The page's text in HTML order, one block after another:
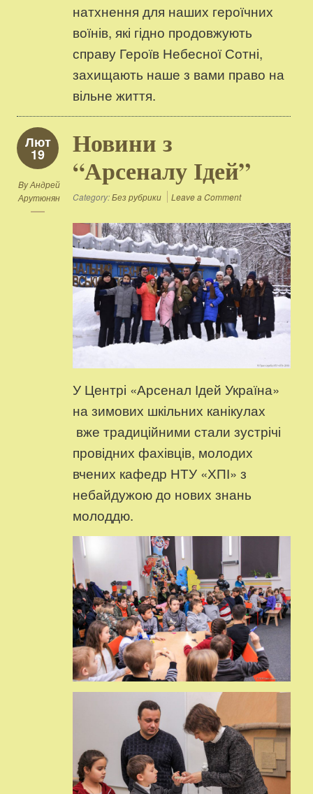
натхнення для наших героїчних
воїнів, які гідно продовжують
справу Героїв Небесної Сотні,
захищають наше з вами право на
вільне життя.
Лют
19
ByАндрей
Арутюнян
Новини з
“Арсеналу Ідей”
Category:Без рубрики Leave a Comment
У Центрі «Арсенал Ідей Україна»
на зимових шкільних канікулах
вже традиційними стали зустрічі
провідних фахівців, молодих
вчених кафедр НТУ «ХПІ» з
небайдужою до нових знань
молоддю.